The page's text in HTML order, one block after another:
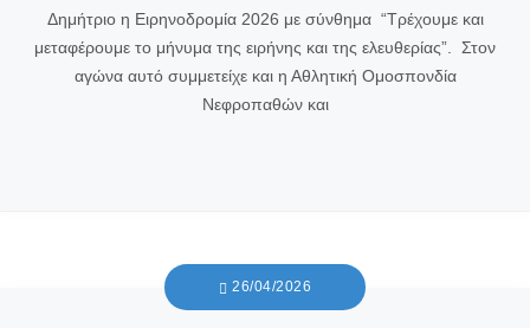
Δημήτριο η Ειρηνοδρομία 2026 με σύνθημα “Τρέχουμε και
μεταφέρουμε το μήνυμα της ειρήνης και της ελευθερίας”. Στον
αγώνα αυτό συμμετείχε και η Αθλητική Ομοσπονδία
Νεφροπαθών και
26/04/2026